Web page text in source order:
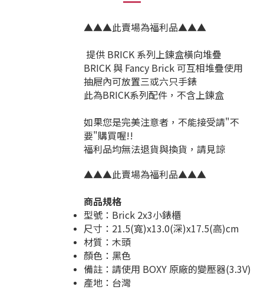
▲▲▲此賣場為福利品▲▲▲
提供 BRICK 系列上鍊盒橫向堆疊
BRICK 與 Fancy Brick 可互相堆疊使用
抽屜內可放置三或六只手錶
此為BRICK系列配件，不含上鍊盒
如果您是完美注意者，不能接受請"不
要"購買喔!!
福利品均無法退貨與換貨，請見諒
▲▲▲此賣場為福利品▲▲▲
商品規格
型號：Brick 2x3小錶櫃
尺寸：21.5(寬)x13.0(深)x17.5(高)cm
材質：木頭
顏色：黑色
備註：請使用 BOXY 原廠的變壓器(3.3V)
產地：台灣